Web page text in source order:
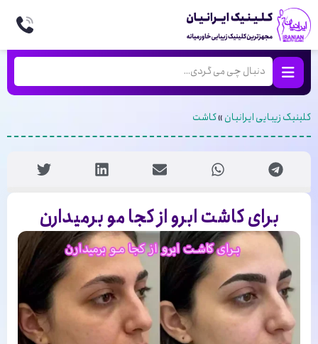
کلینیک زیبایی ایرانیان»کاشت
برای کاشت ابرو از کجا مو برمیدارن